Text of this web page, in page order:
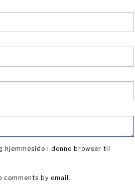
hjemmeside i denne browser til
by email.